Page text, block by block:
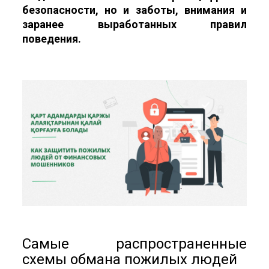
безопасности, но и заботы, внимания и
заранее выработанных правил
поведения.
Самые распространенные
схемы обмана пожилых людей